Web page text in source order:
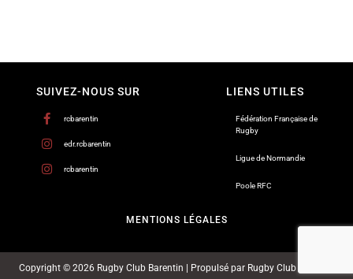
SUIVEZ-NOUS SUR
rcbarentin
edr.rcbarentin
rcbarentin
LIENS UTILES
Fédération Française de
Rugby
Ligue de Normandie
Poole RFC
MENTIONS LÉGALES
Copyright © 2026 Rugby Club Barentin | Propulsé par Rugby Club Barentin